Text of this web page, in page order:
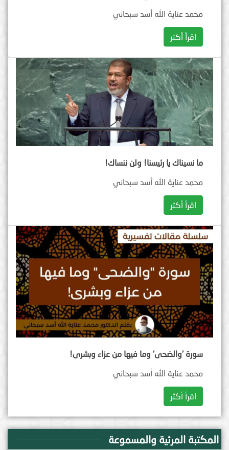
محمد عناية الله أسد سبحاني
اقرأ أكثر
ما نسيناك يا رئيسنا! ولن ننساك!
محمد عناية الله أسد سبحاني
اقرأ أكثر
سورة 'والضحى' وما فيها من عزاء وبشرى!
محمد عناية الله أسد سبحاني
اقرأ أكثر
المكتبة المرئية والمسموعة